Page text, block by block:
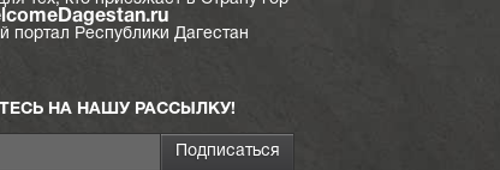
портал Республики Дагестан
НА НАШУ РАССЫЛКУ!